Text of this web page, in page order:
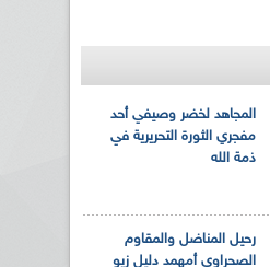
المجاهد لخضر وصيفي أحد
مفجري الثورة التحريرية في
ذمة الله
رحيل المناضل والمقاوم
الصحراوي أمهمد دليل زيو